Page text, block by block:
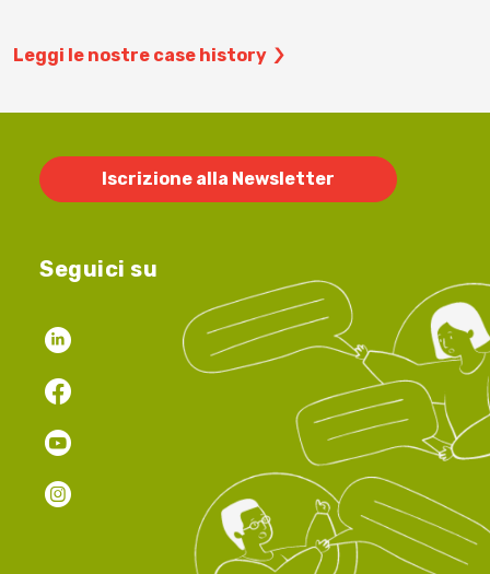
Leggi le nostre case history
Iscrizione alla Newsletter
Seguici su